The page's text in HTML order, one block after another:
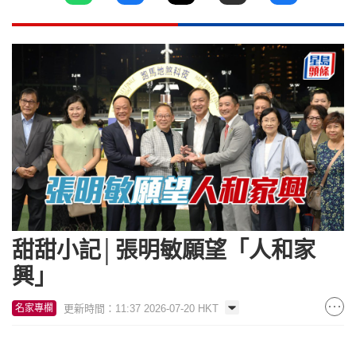
甜甜小記│張明敏願望「人和家
興」
名家專欄 更新時間：11:37 2026-07-20 HKT